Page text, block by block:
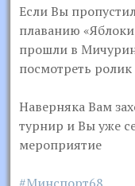
Если Вы
плаванию
прошли в
посмотреть
Наверняка Вам
турнир и Вы уже
мероприятие
#Минспорт68